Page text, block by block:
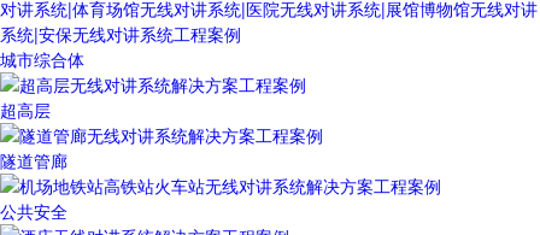
城市综合体
超高层
隧道管廊
公共安全